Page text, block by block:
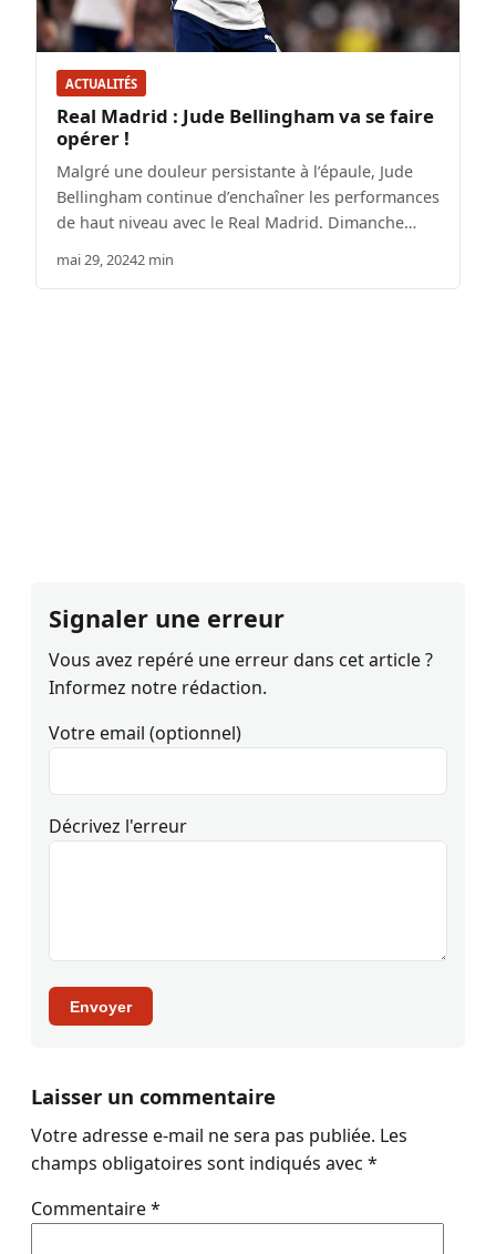
ACTUALITÉS
Real Madrid : Jude Bellingham va se faire
opérer !
Malgré une douleur persistante à l’épaule, Jude
Bellingham continue d’enchaîner les performances
de haut niveau avec le Real Madrid. Dimanche…
mai 29, 20242 min
Signaler une erreur
Vous avez repéré une erreur dans cet article ?
Informez notre rédaction.
Votre email (optionnel)
Décrivez l'erreur
Envoyer
Laisser un commentaire
Votre adresse e-mail ne sera pas publiée. Les
champs obligatoires sont indiqués avec *
Commentaire*